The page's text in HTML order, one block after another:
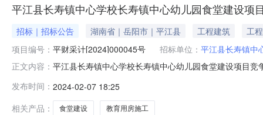
平江县长寿镇中心学校长寿镇中心幼儿园食堂建设项
招标｜招标公告 湖南省｜岳阳市｜平江县 工程建筑
工程
项目编号： 平财采计[2024]000045号 招标单位： 平江县长寿镇中
正文内容： 平江县长寿镇中心学校长寿镇中心幼儿园食堂建设项目
计[2024]000045号3、委托代理编号：2929-20240207-
发布时间： 2024-02-07 18:25
相关产品：
食堂建设 教育用房施工